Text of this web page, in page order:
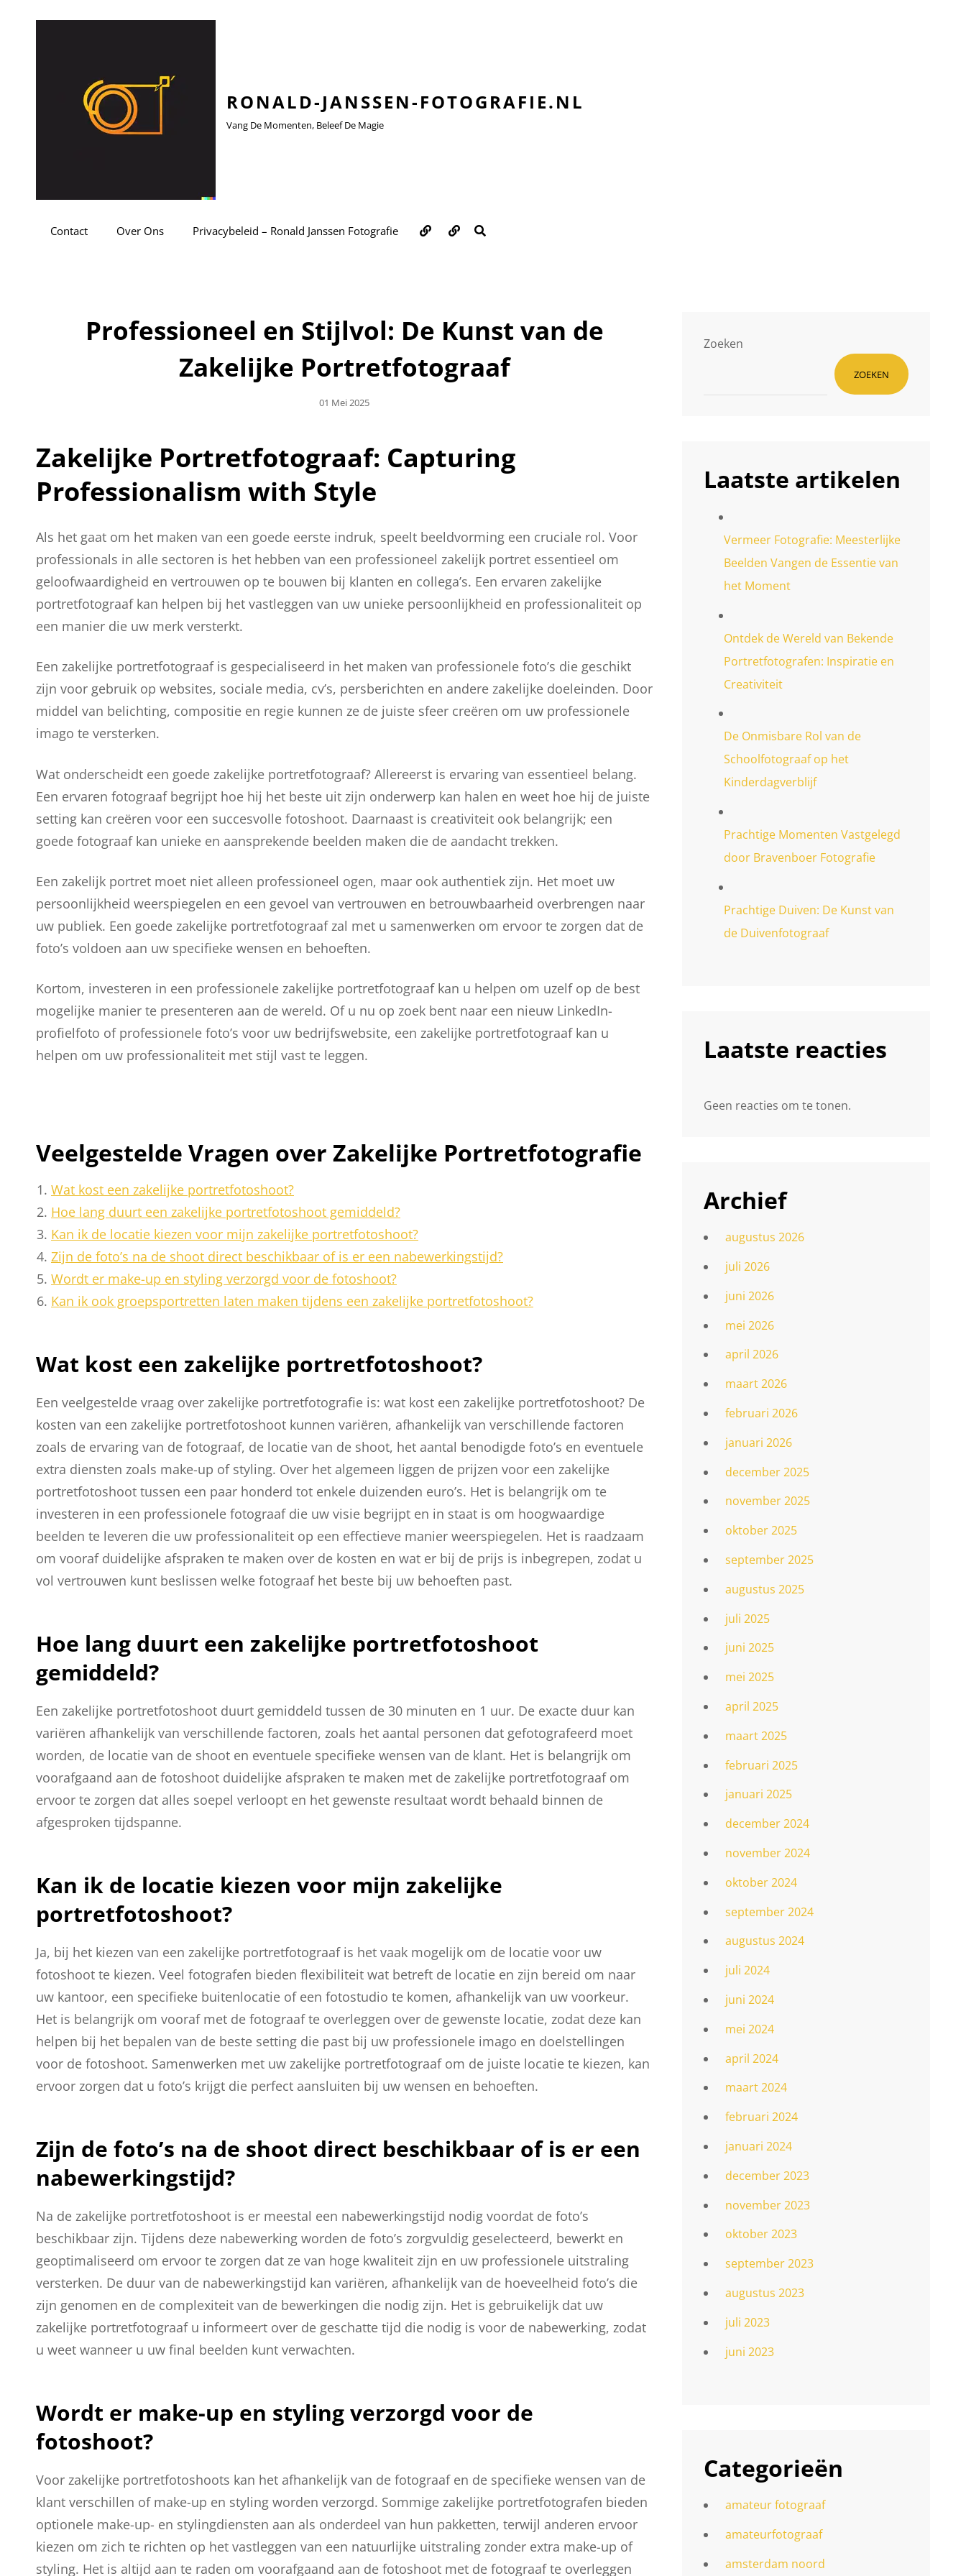
RONALD-JANSSEN-FOTOGRAFIE.NL
Vang De Momenten, Beleef De Magie
Contact Over Ons Privacybeleid – Ronald Janssen Fotografie Over
ons
Contact
Professioneel en Stijlvol: De Kunst van de
Zakelijke Portretfotograaf
Geplaatst
01 Mei 2025
Zakelijke Portretfotograaf: Capturing
Professionalism with Style
Als het gaat om het maken van een goede eerste indruk, speelt beeldvorming een cruciale rol. Voor
professionals in alle sectoren is het hebben van een professioneel zakelijk portret essentieel om
geloofwaardigheid en vertrouwen op te bouwen bij klanten en collega’s. Een ervaren zakelijke
portretfotograaf kan helpen bij het vastleggen van uw unieke persoonlijkheid en professionaliteit op
een manier die uw merk versterkt.
Een zakelijke portretfotograaf is gespecialiseerd in het maken van professionele foto’s die geschikt
zijn voor gebruik op websites, sociale media, cv’s, persberichten en andere zakelijke doeleinden. Door
middel van belichting, compositie en regie kunnen ze de juiste sfeer creëren om uw professionele
imago te versterken.
Wat onderscheidt een goede zakelijke portretfotograaf? Allereerst is ervaring van essentieel belang.
Een ervaren fotograaf begrijpt hoe hij het beste uit zijn onderwerp kan halen en weet hoe hij de juiste
setting kan creëren voor een succesvolle fotoshoot. Daarnaast is creativiteit ook belangrijk; een
goede fotograaf kan unieke en aansprekende beelden maken die de aandacht trekken.
Een zakelijk portret moet niet alleen professioneel ogen, maar ook authentiek zijn. Het moet uw
persoonlijkheid weerspiegelen en een gevoel van vertrouwen en betrouwbaarheid overbrengen naar
uw publiek. Een goede zakelijke portretfotograaf zal met u samenwerken om ervoor te zorgen dat de
foto’s voldoen aan uw specifieke wensen en behoeften.
Kortom, investeren in een professionele zakelijke portretfotograaf kan u helpen om uzelf op de best
mogelijke manier te presenteren aan de wereld. Of u nu op zoek bent naar een nieuw LinkedIn-
profielfoto of professionele foto’s voor uw bedrijfswebsite, een zakelijke portretfotograaf kan u
helpen om uw professionaliteit met stijl vast te leggen.
Veelgestelde Vragen over Zakelijke Portretfotografie
Wat kost een zakelijke portretfotoshoot?
Hoe lang duurt een zakelijke portretfotoshoot gemiddeld?
Kan ik de locatie kiezen voor mijn zakelijke portretfotoshoot?
Zijn de foto’s na de shoot direct beschikbaar of is er een nabewerkingstijd?
Wordt er make-up en styling verzorgd voor de fotoshoot?
Kan ik ook groepsportretten laten maken tijdens een zakelijke portretfotoshoot?
Wat kost een zakelijke portretfotoshoot?
Een veelgestelde vraag over zakelijke portretfotografie is: wat kost een zakelijke portretfotoshoot? De
kosten van een zakelijke portretfotoshoot kunnen variëren, afhankelijk van verschillende factoren
zoals de ervaring van de fotograaf, de locatie van de shoot, het aantal benodigde foto’s en eventuele
extra diensten zoals make-up of styling. Over het algemeen liggen de prijzen voor een zakelijke
portretfotoshoot tussen een paar honderd tot enkele duizenden euro’s. Het is belangrijk om te
investeren in een professionele fotograaf die uw visie begrijpt en in staat is om hoogwaardige
beelden te leveren die uw professionaliteit op een effectieve manier weerspiegelen. Het is raadzaam
om vooraf duidelijke afspraken te maken over de kosten en wat er bij de prijs is inbegrepen, zodat u
vol vertrouwen kunt beslissen welke fotograaf het beste bij uw behoeften past.
Hoe lang duurt een zakelijke portretfotoshoot
gemiddeld?
Een zakelijke portretfotoshoot duurt gemiddeld tussen de 30 minuten en 1 uur. De exacte duur kan
variëren afhankelijk van verschillende factoren, zoals het aantal personen dat gefotografeerd moet
worden, de locatie van de shoot en eventuele specifieke wensen van de klant. Het is belangrijk om
voorafgaand aan de fotoshoot duidelijke afspraken te maken met de zakelijke portretfotograaf om
ervoor te zorgen dat alles soepel verloopt en het gewenste resultaat wordt behaald binnen de
afgesproken tijdspanne.
Kan ik de locatie kiezen voor mijn zakelijke
portretfotoshoot?
Ja, bij het kiezen van een zakelijke portretfotograaf is het vaak mogelijk om de locatie voor uw
fotoshoot te kiezen. Veel fotografen bieden flexibiliteit wat betreft de locatie en zijn bereid om naar
uw kantoor, een specifieke buitenlocatie of een fotostudio te komen, afhankelijk van uw voorkeur.
Het is belangrijk om vooraf met de fotograaf te overleggen over de gewenste locatie, zodat deze kan
helpen bij het bepalen van de beste setting die past bij uw professionele imago en doelstellingen
voor de fotoshoot. Samenwerken met uw zakelijke portretfotograaf om de juiste locatie te kiezen, kan
ervoor zorgen dat u foto’s krijgt die perfect aansluiten bij uw wensen en behoeften.
Zijn de foto’s na de shoot direct beschikbaar of is er een
nabewerkingstijd?
Na de zakelijke portretfotoshoot is er meestal een nabewerkingstijd nodig voordat de foto’s
beschikbaar zijn. Tijdens deze nabewerking worden de foto’s zorgvuldig geselecteerd, bewerkt en
geoptimaliseerd om ervoor te zorgen dat ze van hoge kwaliteit zijn en uw professionele uitstraling
versterken. De duur van de nabewerkingstijd kan variëren, afhankelijk van de hoeveelheid foto’s die
zijn genomen en de complexiteit van de bewerkingen die nodig zijn. Het is gebruikelijk dat uw
zakelijke portretfotograaf u informeert over de geschatte tijd die nodig is voor de nabewerking, zodat
u weet wanneer u uw final beelden kunt verwachten.
Wordt er make-up en styling verzorgd voor de
fotoshoot?
Voor zakelijke portretfotoshoots kan het afhankelijk van de fotograaf en de specifieke wensen van de
klant verschillen of make-up en styling worden verzorgd. Sommige zakelijke portretfotografen bieden
optionele make-up- en stylingdiensten aan als onderdeel van hun pakketten, terwijl anderen ervoor
kiezen om zich te richten op het vastleggen van een natuurlijke uitstraling zonder extra make-up of
styling. Het is altijd aan te raden om voorafgaand aan de fotoshoot met de fotograaf te overleggen
Zoeken
ZOEKEN
Laatste artikelen
Vermeer Fotografie: Meesterlijke
Beelden Vangen de Essentie van
het Moment
Ontdek de Wereld van Bekende
Portretfotografen: Inspiratie en
Creativiteit
De Onmisbare Rol van de
Schoolfotograaf op het
Kinderdagverblijf
Prachtige Momenten Vastgelegd
door Bravenboer Fotografie
Prachtige Duiven: De Kunst van
de Duivenfotograaf
Laatste reacties
Geen reacties om te tonen.
Archief
augustus 2026
juli 2026
juni 2026
mei 2026
april 2026
maart 2026
februari 2026
januari 2026
december 2025
november 2025
oktober 2025
september 2025
augustus 2025
juli 2025
juni 2025
mei 2025
april 2025
maart 2025
februari 2025
januari 2025
december 2024
november 2024
oktober 2024
september 2024
augustus 2024
juli 2024
juni 2024
mei 2024
april 2024
maart 2024
februari 2024
januari 2024
december 2023
november 2023
oktober 2023
september 2023
augustus 2023
juli 2023
juni 2023
Categorieën
amateur fotograaf
amateurfotograaf
amsterdam noord